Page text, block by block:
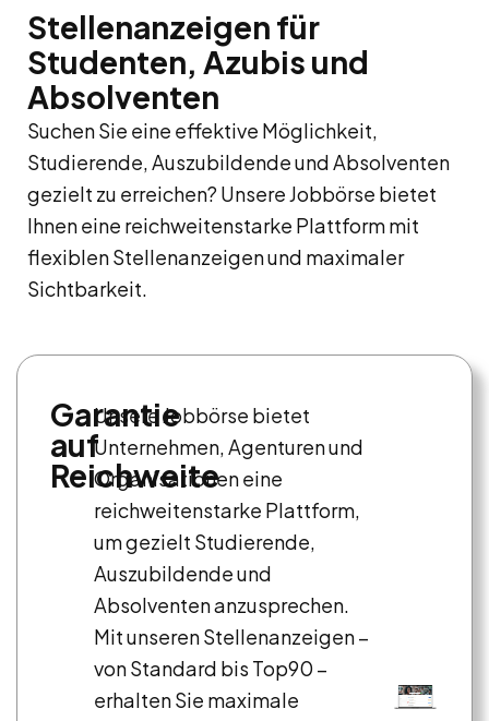
Stellenanzeigen für
Studenten, Azubis und
Absolventen
Suchen Sie eine effektive Möglichkeit,
Studierende, Auszubildende und Absolventen
gezielt zu erreichen? Unsere Jobbörse bietet
Ihnen eine reichweitenstarke Plattform mit
flexiblen Stellenanzeigen und maximaler
Sichtbarkeit.
Garantie
auf
Reichweite
Unsere Jobbörse bietet
Unternehmen, Agenturen und
Organisationen eine
reichweitenstarke Plattform,
um gezielt Studierende,
Auszubildende und
Absolventen anzusprechen.
Mit unseren Stellenanzeigen –
von Standard bis Top90 –
erhalten Sie maximale